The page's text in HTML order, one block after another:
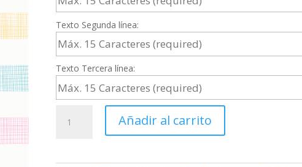
Texto Segunda línea:
Texto Tercera línea:
textil
Añadir al carrito